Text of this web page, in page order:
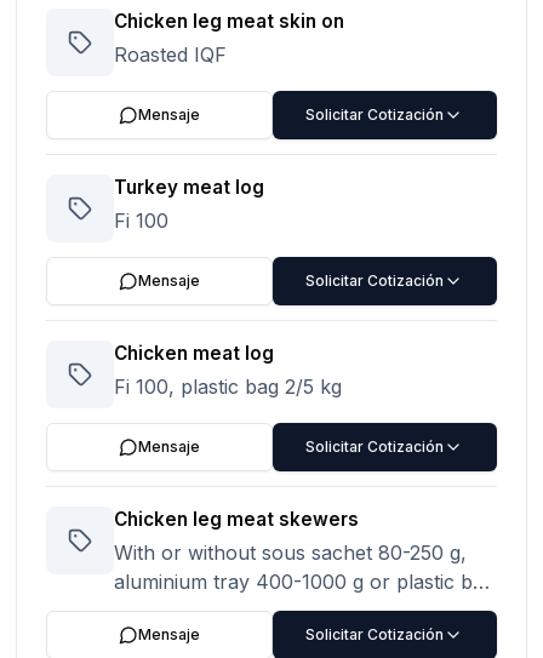
Chicken leg meat skin on
Roasted IQF
Mensaje Solicitar Cotización
Turkey meat log
Fi 100
Mensaje Solicitar Cotización
Chicken meat log
Fi 100, plastic bag 2/5 kg
Mensaje Solicitar Cotización
Chicken leg meat skewers
With or without sous sachet 80-250 g,
aluminium tray 400-1000 g or plastic bag
1/2/5 kg
Mensaje Solicitar Cotización